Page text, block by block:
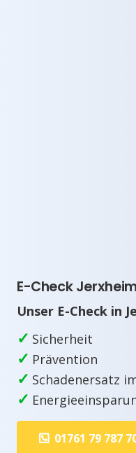
E-Check
Unser E-Check in
✓ Sicherheit
✓ Prävention
✓ Schadenersatz
✓
01761 79 787